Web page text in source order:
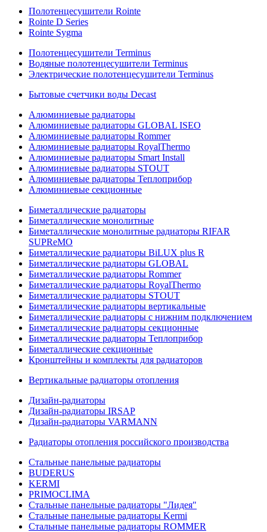
Полотенцесушители Rointe
Rointe D Series
Rointe Sygma
Полотенцесушители Terminus
Водяные полотенцесушители Terminus
Электрические полотенцесушители Terminus
Бытовые счетчики воды Decast
Алюминиевые радиаторы
Алюминиевые радиаторы GLOBAL ISEO
Алюминиевые радиаторы Rommer
Алюминиевые радиаторы RoyalThermo
Алюминиевые радиаторы Smart Install
Алюминиевые радиаторы STOUT
Алюминиевые радиаторы Теплоприбор
Алюминиевые секционные
Биметаллические радиаторы
Биметаллические монолитные
Биметаллические монолитные радиаторы RIFAR
SUPReMO
Биметаллические радиаторы BiLUX plus R
Биметаллические радиаторы GLOBAL
Биметаллические радиаторы Rommer
Биметаллические радиаторы RoyalThermo
Биметаллические радиаторы STOUT
Биметаллические радиаторы вертикальные
Биметаллические радиаторы с нижним подключением
Биметаллические радиаторы секционные
Биметаллические радиаторы Теплоприбор
Биметаллические секционные
Кронштейны и комплекты для радиаторов
Вертикальные радиаторы отопления
Дизайн-радиаторы
Дизайн-радиаторы IRSAP
Дизайн-радиаторы VARMANN
Радиаторы отопления российского производства
Стальные панельные радиаторы
BUDERUS
KERMI
PRIMOCLIMA
Стальные панельные радиаторы "Лидея"
Стальные панельные радиаторы Kermi
Стальные панельные радиаторы ROMMER